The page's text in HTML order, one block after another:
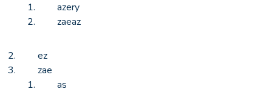
azery
zaeaz
ez
zae
as